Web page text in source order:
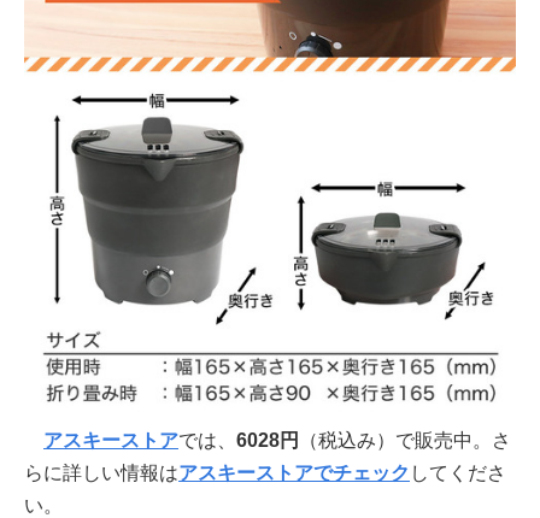
アスキーストアでは、 6028円
（税込み）で販売中。さ
らに詳しい情報はアスキーストアでチェック してくださ
い。